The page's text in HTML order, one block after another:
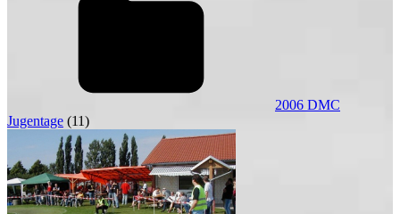
2006 DMC
Jugentage (11)